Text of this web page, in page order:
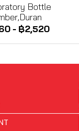
Bottle
- ฿2,520